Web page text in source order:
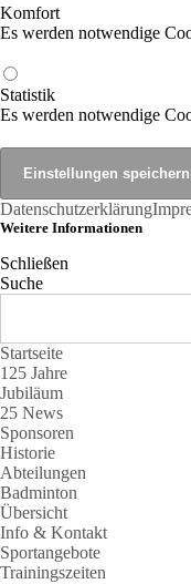
Komfort
Es werden notwendige
Statistik
Es werden notwendige
Datenschutzerklärung
Weitere Informationen
Schließen
Suche
Startseite
125 Jahre
Jubiläum
25 News
Sponsoren
Historie
Abteilungen
Badminton
Übersicht
Info & Kontakt
Sportangebote
Trainingszeiten